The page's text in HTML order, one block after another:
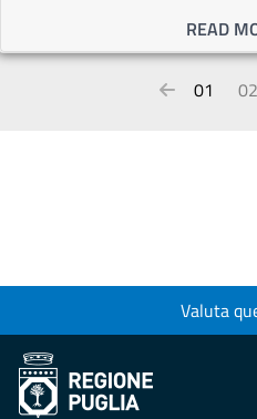
READ
01 02
Valuta